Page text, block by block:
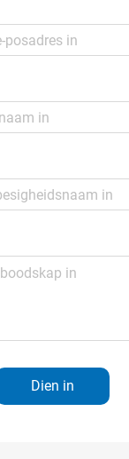
Dien in